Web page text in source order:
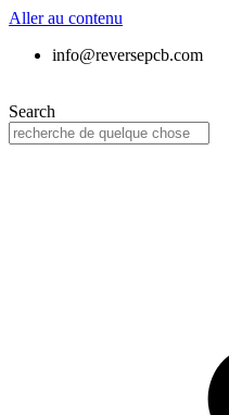
Aller au contenu
info@reversepcb.com
Search